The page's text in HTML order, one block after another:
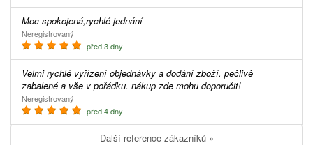
Moc spokojená,rychlé jednání
Neregistrovaný
před 3 dny
Velmi rychlé vyřízení objednávky a dodání zboží. pečlivě
zabalené a vše v pořádku. nákup zde mohu doporučit!
Neregistrovaný
před 4 dny
Další reference zákazníků »